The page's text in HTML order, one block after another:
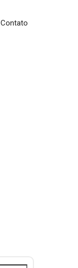
Contato